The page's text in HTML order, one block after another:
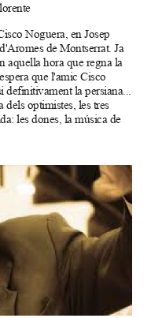
Noguera, en Josep
de Montserrat. Ja
aquella hora que regna la
que l'amic Cisco
definitivament la persiana...
dels optimistes, les tres
les dones, la música de